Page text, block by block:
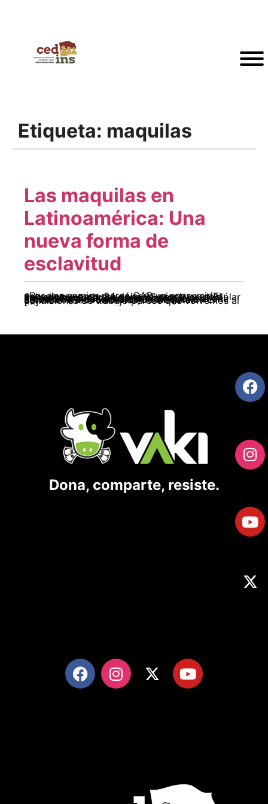
Etiqueta: maquilas
Las maquilas en
Latinoamérica: Una
nueva forma de
esclavitud
«Por una camisa marca GAP un consumidor canadiense paga 34 dólares, mientras en El Salvador una obrera gana 27 centavos de dólar por confeccionarla en una planta maquiladora.»Organización Internacional del Trabajo Permítaselos comenzar con esta cita escuchada a dos obreras de maquila en El Salvador (Centroamérica): “Con estas condiciones de trabajo parece que volvemos al […]
Dona, comparte, resiste.